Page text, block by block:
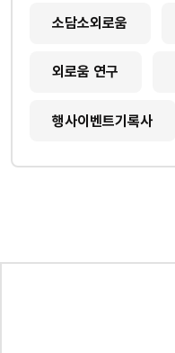
소담소외로움
외로움 연구
행사이벤트기록사